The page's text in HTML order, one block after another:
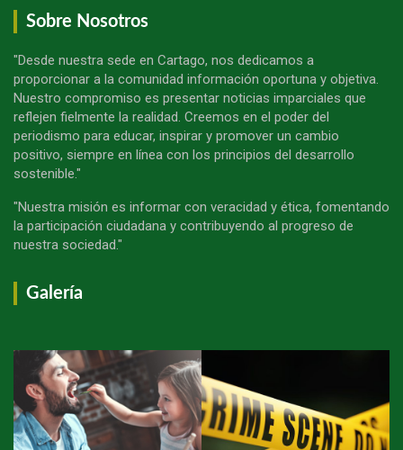
Sobre Nosotros
"Desde nuestra sede en Cartago, nos dedicamos a
proporcionar a la comunidad información oportuna y objetiva.
Nuestro compromiso es presentar noticias imparciales que
reflejen fielmente la realidad. Creemos en el poder del
periodismo para educar, inspirar y promover un cambio
positivo, siempre en línea con los principios del desarrollo
sostenible."
"Nuestra misión es informar con veracidad y ética, fomentando
la participación ciudadana y contribuyendo al progreso de
nuestra sociedad."
Galería